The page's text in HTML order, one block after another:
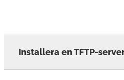
Installera en TFTP-